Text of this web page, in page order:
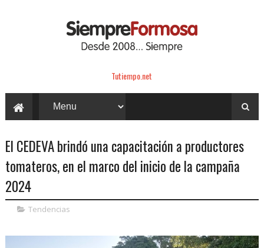
Tutiempo.net
El CEDEVA brindó una capacitación a productores
tomateros, en el marco del inicio de la campaña
2024
Tendencias